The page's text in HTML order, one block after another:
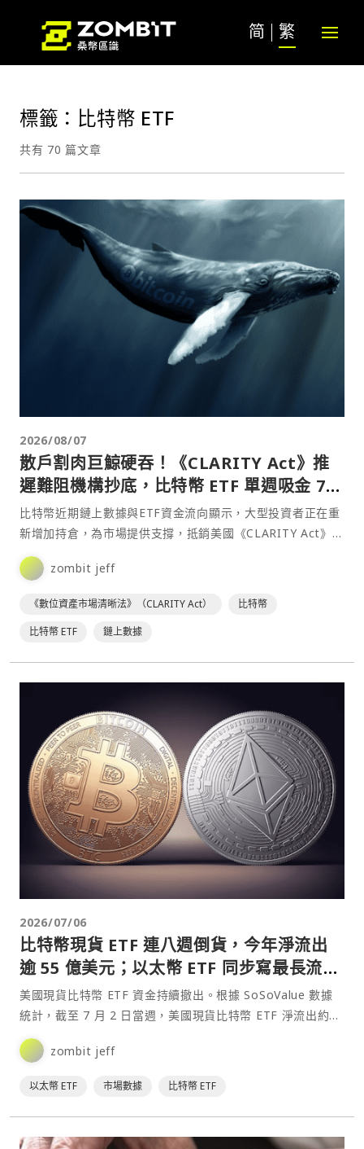
简 繁
標籤：比特幣 ETF
共有 70 篇文章
2026/08/07
散戶割肉巨鯨硬吞！《CLARITY Act》推
遲難阻機構抄底，比特幣 ETF 單週吸金 7.5
億美元
比特幣近期鏈上數據與ETF資金流向顯示，大型投資者正在重
新增加持倉，為市場提供支撐，抵銷美國《CLARITY Act》立
法進展停滯帶來的不確定性。⋯
zombit jeff
《數位資產市場清晰法》（CLARITY Act）
比特幣
比特幣 ETF
鏈上數據
2026/07/06
比特幣現貨 ETF 連八週倒貨，今年淨流出
逾 55 億美元；以太幣 ETF 同步寫最長流出
紀錄
美國現貨比特幣 ETF 資金持續撤出。根據 SoSoValue 數據
統計，截至 7 月 2 日當週，美國現貨比特幣 ETF 淨流出約
5.27 億美元，連續第 8⋯
zombit jeff
以太幣 ETF 市場數據 比特幣 ETF